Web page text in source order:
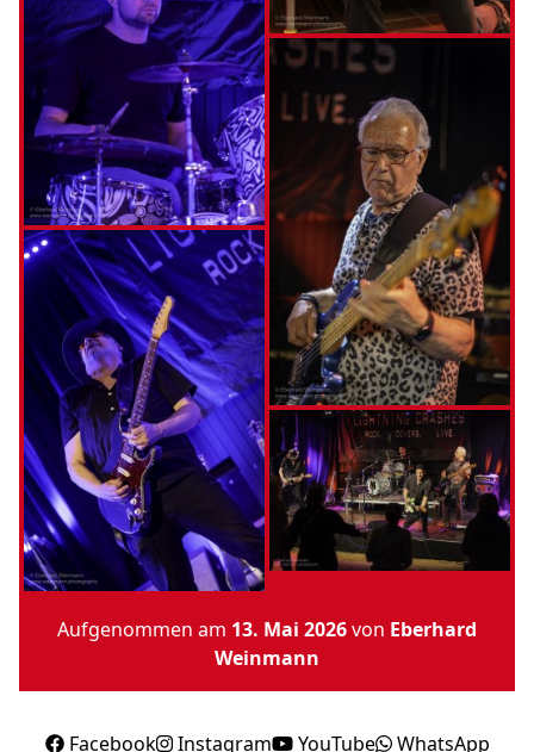
Aufgenommen am 13. Mai 2026von Eberhard
Weinmann
Facebook Instagram YouTube WhatsApp